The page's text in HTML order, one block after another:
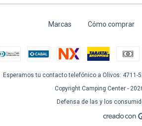
Marcas Cómo comprar
Esperamos tu contacto telefónico a Olivos: 4711-
Copyright Camping Center -
Defensa de las y los